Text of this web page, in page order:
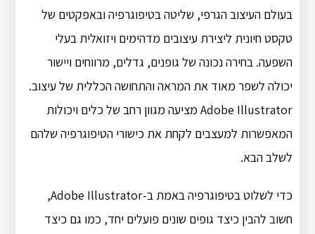
בעולם העיצוב הגרפי, שליטה בטיפוגרפיה ובאפקטים של
טקסט חיונית ליצירת עיצובים מדהימים ויזואלית בעלי
השפעה. בחירה נכונה של גופנים, גדלים, מרווחים ויישור
יכולה לשפר מאוד את המראה והתחושה הכללית של עיצוב.
Adobe Illustrator מציעה מגוון רחב של כלים ויכולות
המאפשרות למעצבים לקחת את כישורי הטיפוגרפיה שלהם
לשלב הבא.
כדי לשלוט בטיפוגרפיה באמת ב-Adobe Illustrator,
חשוב להבין כיצד גופים שונים פועלים יחד, כמו גם כיצד